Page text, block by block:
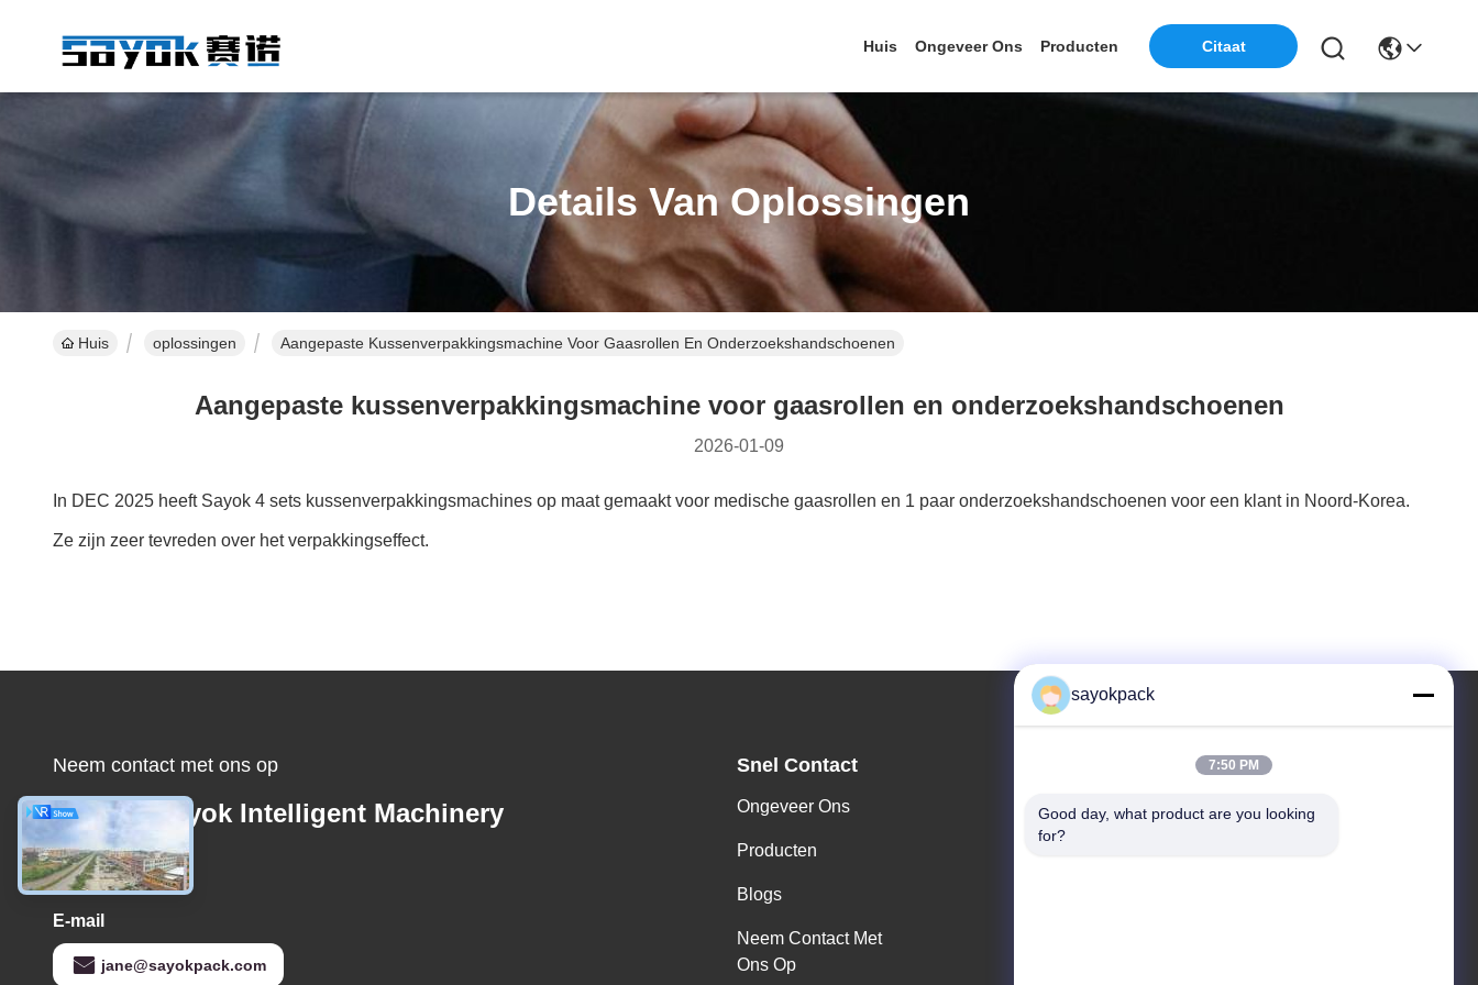
Huis Ongeveer Ons Producten Citaat
Details Van Oplossingen
Huis oplossingen Aangepaste Kussenverpakkingsmachine Voor Gaasrollen En Onderzoekshandschoenen
Aangepaste kussenverpakkingsmachine voor gaasrollen en onderzoekshandschoenen
2026-01-09
In DEC 2025 heeft Sayok 4 sets kussenverpakkingsmachines op maat gemaakt voor medische gaasrollen en 1 paar onderzoekshandschoenen voor een klant in Noord-Korea.
Ze zijn zeer tevreden over het verpakkingseffect.
Neem contact met ons op
Foshan Sayok Intelligent Machinery
Co., Ltd.，
E-mail
jane@sayokpack.com
Snel Contact
Ongeveer Ons
Producten
Blogs
Neem Contact Met
Ons Op
Adres
5e verdieping, blok 4 No.3 Xiangtai South Road
sayokpack
7:50 PM
Good day, what product are you looking
for?